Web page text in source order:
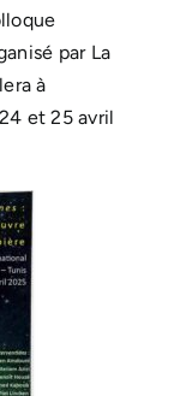
par La
à
et 25 avril